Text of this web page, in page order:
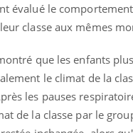
évalué le
classe aux mêmes
que les enfants
le climat de la
les pauses
de la classe par le